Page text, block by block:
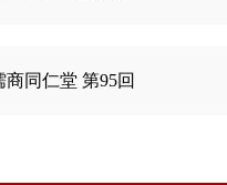
商同仁堂 第95回